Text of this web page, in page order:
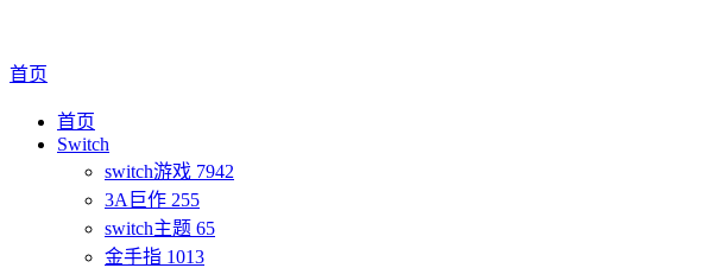
首页
首页
Switch
switch游戏 7942
3A巨作 255
switch主题 65
金手指 1013